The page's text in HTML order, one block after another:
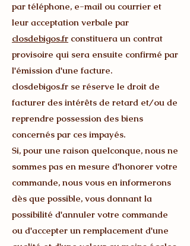
par téléphone, e-mail ou courrier et
leur acceptation verbale par
closdebigos.fr constituera un contrat
provisoire qui sera ensuite confirmé par
l'émission d'une facture.
closdebigos.fr se réserve le droit de
facturer des intérêts de retard et/ou de
reprendre possession des biens
concernés par ces impayés.
Si, pour une raison quelconque, nous ne
sommes pas en mesure d'honorer votre
commande, nous vous en informerons
dès que possible, vous donnant la
possibilité d'annuler votre commande
ou d'accepter un remplacement d'une